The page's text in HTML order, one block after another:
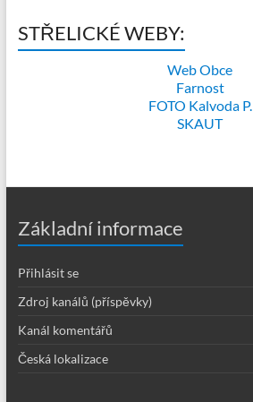
STŘELICKÉ WEBY:
Web Obce
Farnost
FOTO Kalvoda P.
SKAUT
Základní informace
Přihlásit se
Zdroj kanálů (příspěvky)
Kanál komentářů
Česká lokalizace